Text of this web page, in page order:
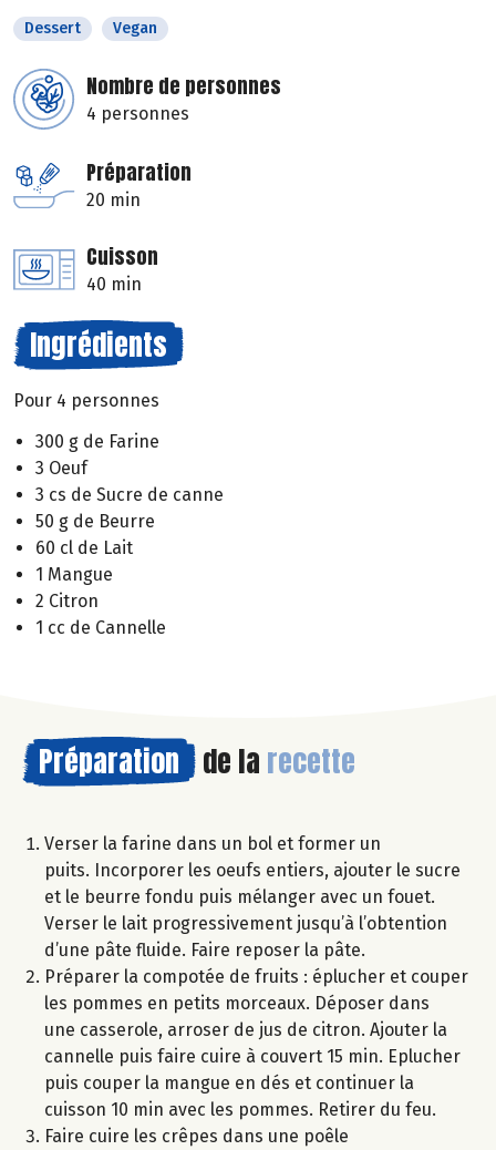
Dessert Vegan
Nombre de personnes
4 personnes
Préparation
20 min
Cuisson
40 min
Ingrédients
Pour 4 personnes
300 g de Farine
3 Oeuf
3 cs de Sucre de canne
50 g de Beurre
60 cl de Lait
1 Mangue
2 Citron
1 cc de Cannelle
Préparation de la recette
Verser la farine dans un bol et former un
puits. Incorporer les oeufs entiers, ajouter le sucre
et le beurre fondu puis mélanger avec un fouet.
Verser le lait progressivement jusqu’à l’obtention
d’une pâte fluide. Faire reposer la pâte.
Préparer la compotée de fruits : éplucher et couper
les pommes en petits morceaux. Déposer dans
une casserole, arroser de jus de citron. Ajouter la
cannelle puis faire cuire à couvert 15 min. Eplucher
puis couper la mangue en dés et continuer la
cuisson 10 min avec les pommes. Retirer du feu.
Faire cuire les crêpes dans une poêle